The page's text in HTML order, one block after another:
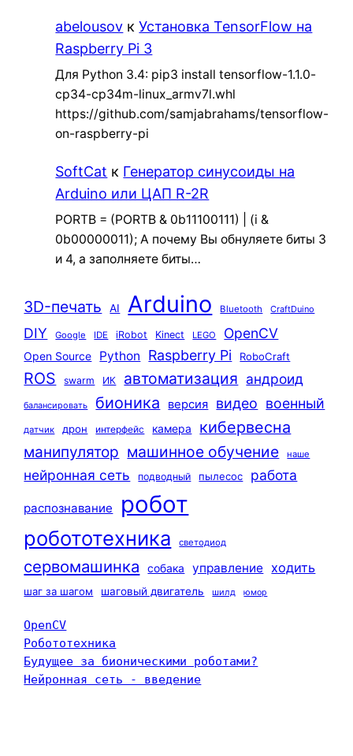
abelousov кУстановка TensorFlow на
Raspberry Pi 3
Для Python 3.4: pip3 install tensorflow-1.1.0-
cp34-cp34m-linux_armv7l.whl
https://github.com/samjabrahams/tensorflow-
on-raspberry-pi
SoftCat к Генератор синусоиды на
Arduino или ЦАП R-2R
PORTB = (PORTB & 0b11100111) | (i &
0b00000011); А почему Вы обнуляете биты 3
и 4, а заполняете биты…
3D-печать AI Arduino Bluetooth CraftDuino
DIY Google IDE iRobot Kinect LEGO OpenCV
Open Source Python Raspberry Pi RoboCraft
ROS swarm ИК автоматизация андроид
балансировать бионика версия видео военный
датчик дрон интерфейс камера кибервесна
манипулятор машинное обучение наше
нейронная сеть подводный пылесос работа
распознавание робот
робототехника светодиод
сервомашинка собака управление ходить
шаг за шагом шаговый двигатель шилд юмор
OpenCV
Робототехника
Будущее за бионическими роботами?
Нейронная сеть - введение